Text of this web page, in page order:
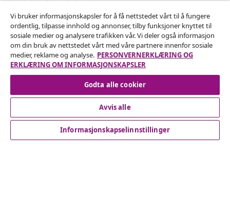
Angre på kontrakten
Send inn en angrerett for bestillingen din.
Angre på kontrakten
Kundeservice
Vi bruker informasjonskapsler for å få nettstedet vårt til å fungere
ordentlig, tilpasse innhold og annonser, tilby funksjoner knyttet til
sosiale medier og analysere trafikken vår. Vi deler også informasjon
om din bruk av nettstedet vårt med våre partnere innenfor sosiale
medier, reklame og analyse. PERSONVERNERKLÆRING OG
ERKLÆRING OM INFORMASJONSKAPSLER
Godta alle cookier
Avvis alle
Informasjonskapselinnstillinger